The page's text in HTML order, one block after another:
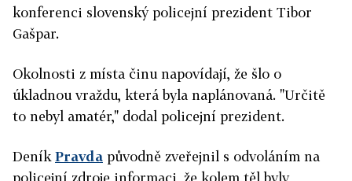
konferenci slovenský policejní prezident Tibor
Gašpar.
Okolnosti z místa činu napovídají, že šlo o
úkladnou vraždu, která byla naplánovaná. "Určitě
to nebyl amatér," dodal policejní prezident.
Deník Pravda původně zveřejnil s odvoláním na
policejní zdroje informaci, že kolem těl byly